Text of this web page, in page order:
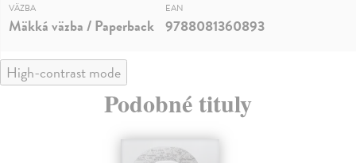
VÄZBA
Mäkká väzba / Paperback
EAN
9788081360893
High-contrast mode
Podobné tituly